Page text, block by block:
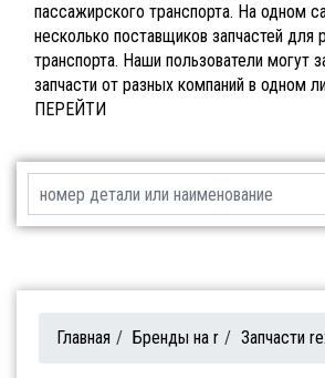
пассажирского транспорта. На одном
несколько поставщиков запчастей для
транспорта. Наши пользователи могут
запчасти от разных компаний в одном
ПЕРЕЙТИ
Главная / Бренды на r / Запчасти